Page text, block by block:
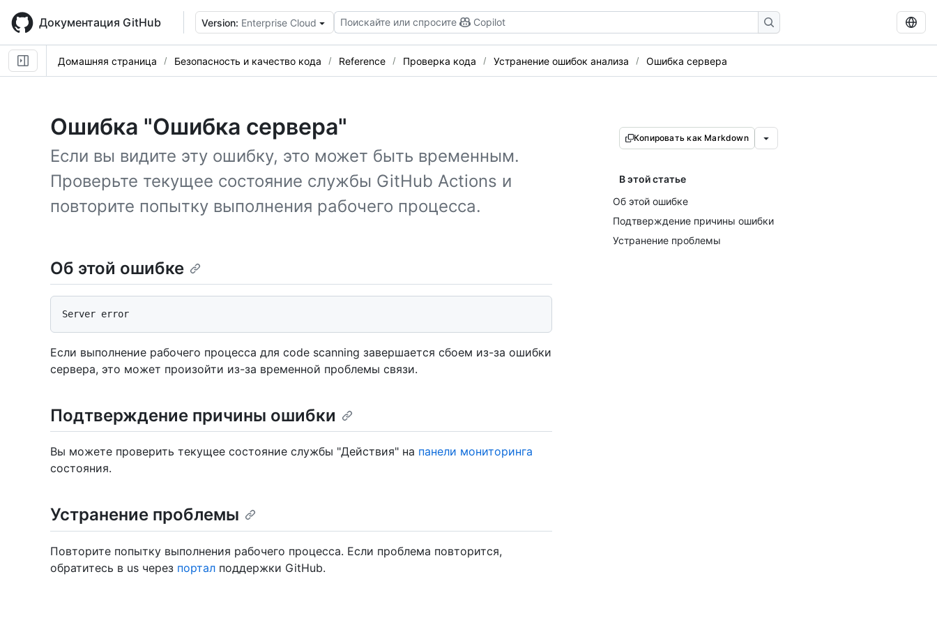
main
content
Документация GitHub Version: Enterprise Cloud Поискайте или спросите Copilot
Домашняя страница Безопасность и качество кода Reference Проверка кода Устранение ошибок анализа Ошибка сервера
Ошибка "Ошибка сервера"
Если вы видите эту ошибку, это может быть временным.
Проверьте текущее состояние службы GitHub Actions и
повторите попытку выполнения рабочего процесса.
Копировать как Markdown
В этой статье
Об этой ошибке
Подтверждение причины ошибки
Устранение проблемы
Об этой ошибке
Если выполнение рабочего процесса для code scanning завершается сбоем из-за ошибки
сервера, это может произойти из-за временной проблемы связи.
Подтверждение причины ошибки
Вы можете проверить текущее состояние службы "Действия" на панели мониторинга
состояния.
Устранение проблемы
Повторите попытку выполнения рабочего процесса. Если проблема повторится,
обратитесь в us через портал поддержки GitHub.